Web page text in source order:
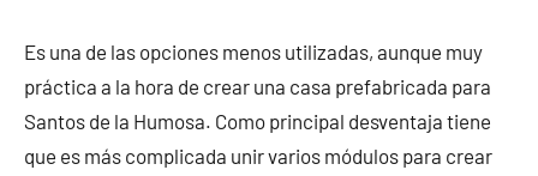
Es una de las opciones menos utilizadas, aunque muy
práctica a la hora de crear una casa prefabricada para
Santos de la Humosa. Como principal desventaja tiene
que es más complicada unir varios módulos para crear